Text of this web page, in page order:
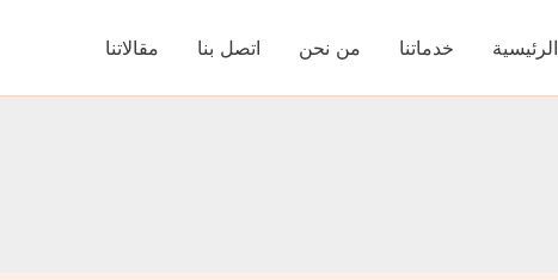
الرئيسية خدماتنا من نحن اتصل بنا مقالاتنا